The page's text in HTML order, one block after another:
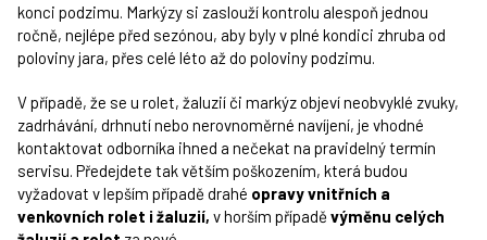
konci podzimu. Markýzy si zaslouží kontrolu alespoň jednou
ročně, nejlépe před sezónou, aby byly v plné kondici zhruba od
poloviny jara, přes celé léto až do poloviny podzimu.
V případě, že se u rolet, žaluzií či markýz objeví neobvyklé zvuky,
zadrhávání, drhnutí nebo nerovnoměrné navíjení, je vhodné
kontaktovat odborníka ihned a nečekat na pravidelný termín
servisu. Předejdete tak větším poškozením, která budou
vyžadovat v lepším případě drahé opravy vnitřních a
venkovních rolet i žaluzií, v horším případě výměnu celých